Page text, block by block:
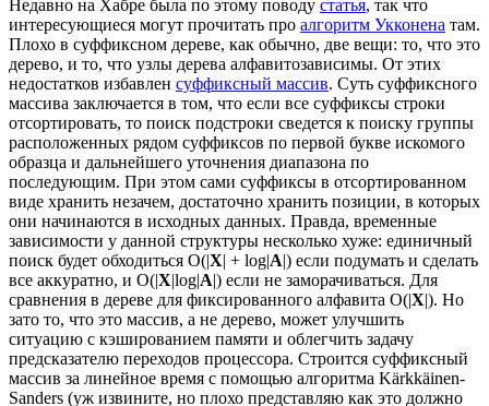
Недавно на Хабре была по этому поводу статья, так что
интересующиеся могут прочитать про алгоритм Укконена там.
Плохо в суффиксном дереве, как обычно, две вещи: то, что это
дерево, и то, что узлы дерева алфавитозависимы. От этих
недостатков избавлен суффиксный массив. Суть суффиксного
массива заключается в том, что если все суффиксы строки
отсортировать, то поиск подстроки сведется к поиску группы
расположенных рядом суффиксов по первой букве искомого
образца и дальнейшего уточнения диапазона по
последующим. При этом сами суффиксы в отсортированном
виде хранить незачем, достаточно хранить позиции, в которых
они начинаются в исходных данных. Правда, временные
зависимости у данной структуры несколько хуже: единичный
поиск будет обходиться O(|X| + log|A|) если подумать и сделать
все аккуратно, и O(|X|log|A|) если не заморачиваться. Для
сравнения в дереве для фиксированного алфавита O(|X|). Но
зато то, что это массив, а не дерево, может улучшить
ситуацию с кэшированием памяти и облегчить задачу
предсказателю переходов процессора. Строится суффиксный
массив за линейное время с помощью алгоритма Kärkkäinen-
Sanders (уж извините, но плохо представляю как это должно